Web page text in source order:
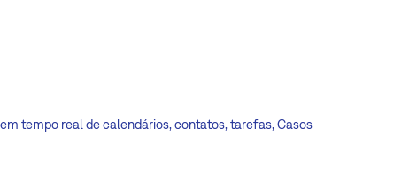
tempo real de calendários, contatos, tarefas, Casos